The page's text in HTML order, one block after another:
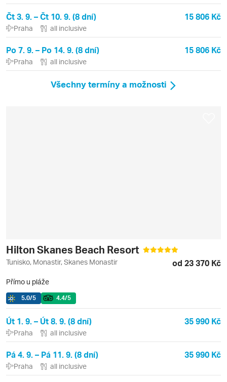
Čt 3. 9. – Čt 10. 9. (8 dní) 15 806 Kč
Praha all inclusive
Po 7. 9. – Po 14. 9. (8 dní) 15 806 Kč
Praha all inclusive
Všechny termíny a možnosti
Hilton Skanes Beach Resort
Tunisko, Monastir, Skanes Monastir od 23 370 Kč
Přímo u pláže
5.0/5 4.4/5
Út 1. 9. – Út 8. 9. (8 dní) 35 990 Kč
Praha all inclusive
Pá 4. 9. – Pá 11. 9. (8 dní) 35 990 Kč
Praha all inclusive